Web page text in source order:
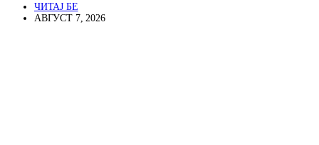
ЧИТАЈ БЕ
АВГУСТ 7, 2026